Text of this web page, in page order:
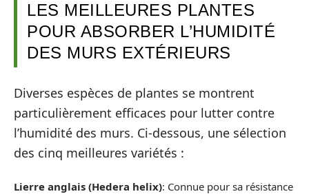
LES MEILLEURES PLANTES
POUR ABSORBER L’HUMIDITÉ
DES MURS EXTÉRIEURS
Diverses espèces de plantes se montrent
particulièrement efficaces pour lutter contre
l’humidité des murs. Ci-dessous, une sélection
des cinq meilleures variétés :
Lierre anglais (Hedera helix): Connue pour sa résistance